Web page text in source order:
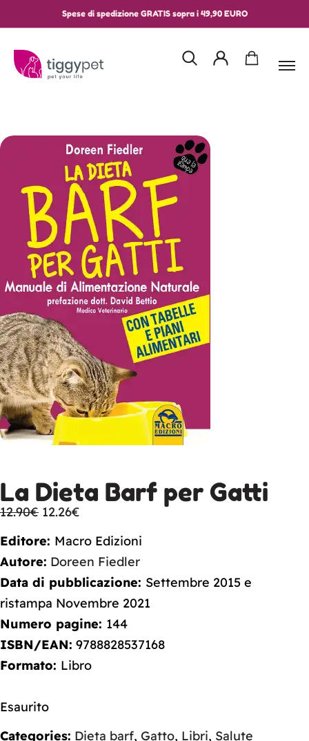
Spese di spedizione GRATIS sopra i 49,90 EURO
La Dieta Barf per Gatti
12.90€ 12.26€
Editore: Macro Edizioni
Autore: Doreen Fiedler
Data di pubblicazione: Settembre 2015 e
ristampa Novembre 2021
Numero pagine: 144
ISBN/EAN: 9788828537168
Formato: Libro
Esaurito
Categories: Dieta barf, Gatto, Libri, Salute